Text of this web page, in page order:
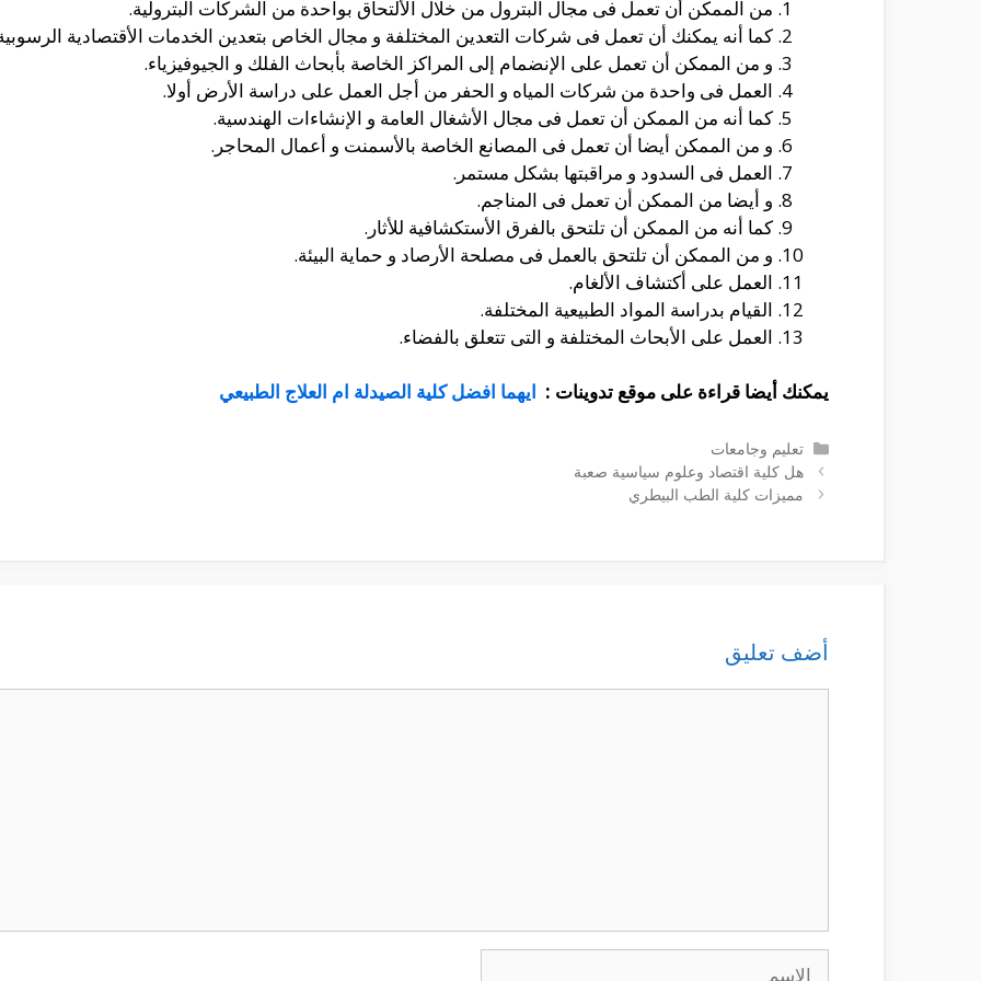
من الممكن أن تعمل فى مجال البترول من خلال الألتحاق بواحدة من الشركات البترولية.
كما أنه يمكنك أن تعمل فى شركات التعدين المختلفة و مجال الخاص بتعدين الخدمات الأقتصادية
و من الممكن أن تعمل على الإنضمام إلى المراكز الخاصة بأبحاث الفلك و الجيوفيزياء.
العمل فى واحدة من شركات المياه و الحفر من أجل العمل على دراسة الأرض أولا.
كما أنه من الممكن أن تعمل فى مجال الأشغال العامة و الإنشاءات الهندسية.
و من الممكن أيضا أن تعمل فى المصانع الخاصة بالأسمنت و أعمال المحاجر.
العمل فى السدود و مراقبتها بشكل مستمر.
و أيضا من الممكن أن تعمل فى المناجم.
كما أنه من الممكن أن تلتحق بالفرق الأستكشافية للأثار.
و من الممكن أن تلتحق بالعمل فى مصلحة الأرصاد و حماية البيئة.
العمل على أكتشاف الألغام.
القيام بدراسة المواد الطبيعية المختلفة.
العمل على الأبحاث المختلفة و التى تتعلق بالفضاء.
يمكنك أيضا قراءة على موقع تدوينات : ايهما افضل كلية الصيدلة ام العلاج الطبيعي
التصنيفات
تعليم وجامعات
هل كلية اقتصاد وعلوم سياسية صعبة
مميزات كلية الطب البيطري
أضف تعليق
الاسم